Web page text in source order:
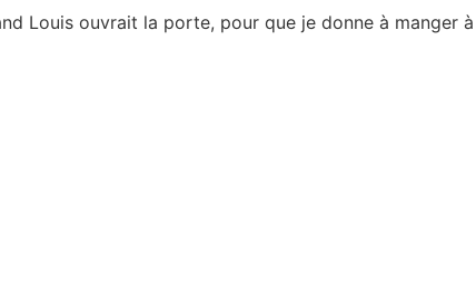
Louis ouvrait la porte, pour que je donne à manger